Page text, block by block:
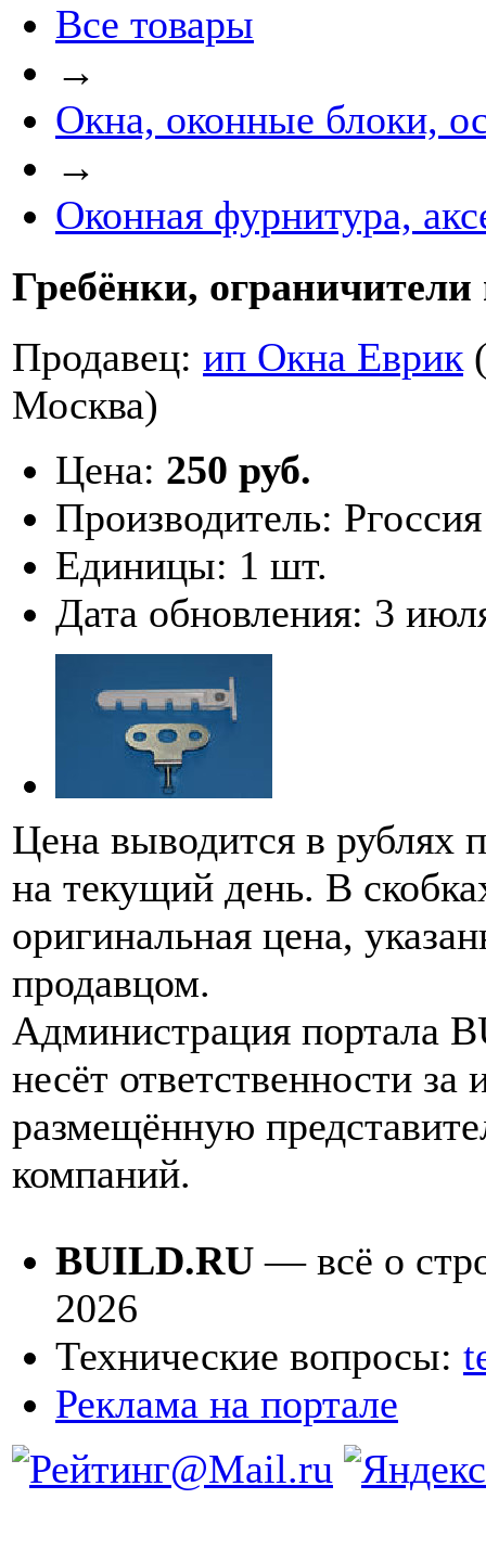
Все товары
→
Окна, оконные блоки,
→
Оконная фурнитура,
Гребёнки, ограничители
Продавец: ип Окна Еврик
Москва)
Цена: 250 руб.
Производитель: Ргоссия
Единицы: 1 шт.
Дата обновления: 3
Цена выводится в рублях
на текущий день. В
оригинальная цена,
продавцом.
Администрация портала
несёт ответственности
размещённую
компаний.
BUILD.RU — всё о
2026
Технические вопросы:
Реклама на портале